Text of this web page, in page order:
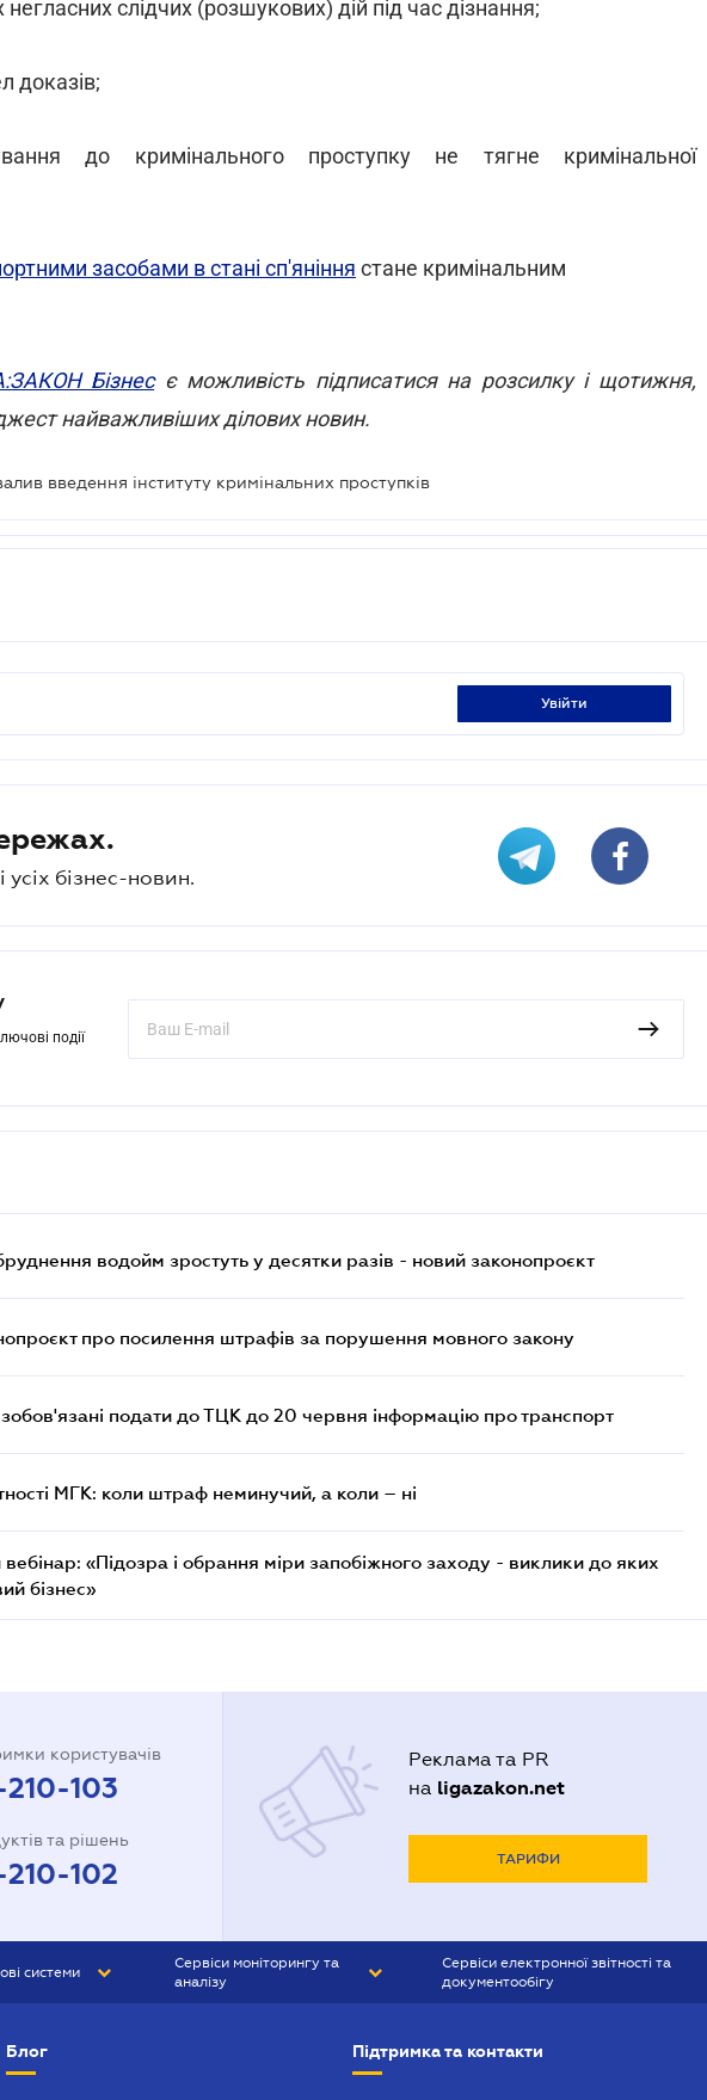
слідчих (розшукових) дій під час дізнання;
доказів;
до кримінального проступку не тягне кримінальної
засобами в стані сп'яніння стане кримінальним
Бізнесє можливість підписатися на розсилку і щотижня,
найважливіших ділових новин.
введення інституту кримінальних проступків
увійти
бізнес-новин.
події
водойм зростуть у десятки разів - новий законопроєкт
про посилення штрафів за порушення мовного закону
подати до ТЦК до 20 червня інформацію про транспорт
МГК: коли штраф неминучий, а коли – ні
«Підозра і обрання міри запобіжного заходу - виклики до яких
бізнес»
користувачів
103
та рішень
102
Реклама та PR
на ligazakon.net
ТАРИФИ
системи
Сервіси моніторингу та
аналізу
Сервіси електронної звітності та
документообігу
Блог Підтримка та контакти